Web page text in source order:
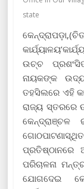
state
ଉଚ୍ଚ
ନାୟକଙ୍କ
ତହସିଲରେ ଏହି
ରାଜ୍ୟ ସ୍ତରରେ
ପ୍ରତିଷ୍ଠାନରେ
ପରିଚାଳନା
ଯୋଗଦେଇ